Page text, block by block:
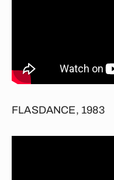
FLASDANCE, 1983